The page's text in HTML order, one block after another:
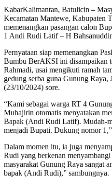
KabarKalimantan, Batulicin –
Kecamatan Mantewe, Kabupaten
memenangkan pasangan calon
1 Andi Rudi Latif – H
Pernyataan siap memenangkan
Bumbu BerAKSI ini disampaikan
Rahmadi, usai mengikuti ramah
gedung serba guna Gunung
(23/10/2024) sore.
“Kami sebagai warga RT 4
Muhajirin otomatis menyatakan
Bapak (Andi Rudi Latif). Mudah-
menjadi Bupati. Dukung nomor
Dalam momen itu, ia juga
Rudi yang berkenan
masyarakat Gunung Raya sangat
bapak (Andi Rudi),” sambungnya.